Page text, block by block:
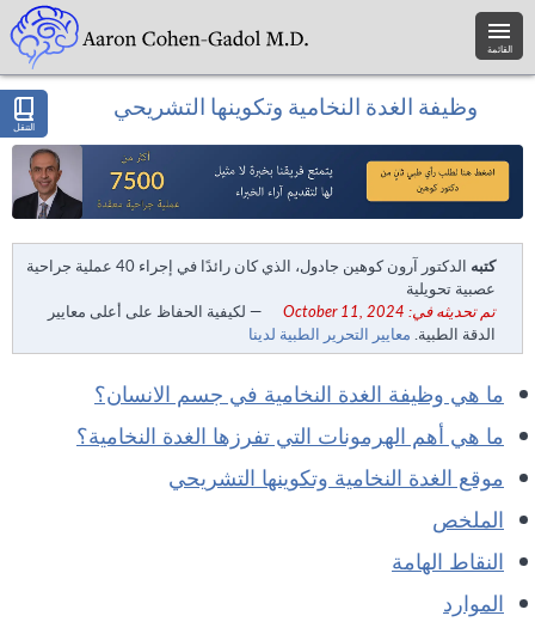
القائمة
التنقل
وظيفة الغدة النخامية وتكوينها التشريحي
كتبه
الدكتور آرون كوهين جادول، الذي كان رائدًا في إجراء 40 عملية جراحية
عصبية تحويلية
تم تحديثه في: October 11, 2024
— لكيفية الحفاظ على أعلى معايير
الدقة الطبية. معايير التحرير الطبية لدينا
ما هي وظيفة الغدة النخامية في جسم الانسان؟
ما هي أهم الهرمونات التي تفرزها الغدة النخامية؟
موقع الغدة النخامية وتكوينها التشريحي
الملخص
النقاط الهامة
الموارد